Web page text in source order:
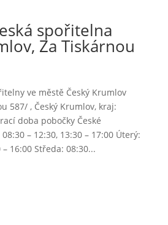
spořitelna
Za Tiskárnou
ve městě Český Krumlov
587/ , Český Krumlov, kraj:
doba pobočky České
– 12:30, 13:30 – 17:00 Úterý:
16:00 Středa: 08:30...